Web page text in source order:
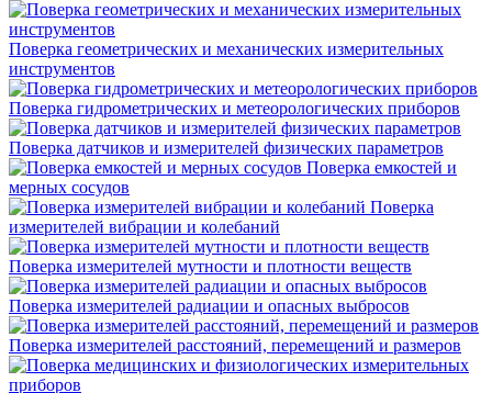
Поверка геометрических и механических измерительных
инструментов
Поверка гидрометрических и метеорологических приборов
Поверка датчиков и измерителей физических параметров
Поверка емкостей и
мерных сосудов
Поверка
измерителей вибрации и колебаний
Поверка измерителей мутности и плотности веществ
Поверка измерителей радиации и опасных выбросов
Поверка измерителей расстояний, перемещений и размеров